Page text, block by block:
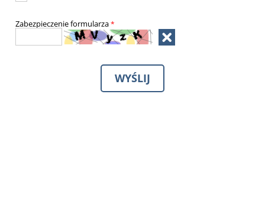
Zabezpieczenie formularza *